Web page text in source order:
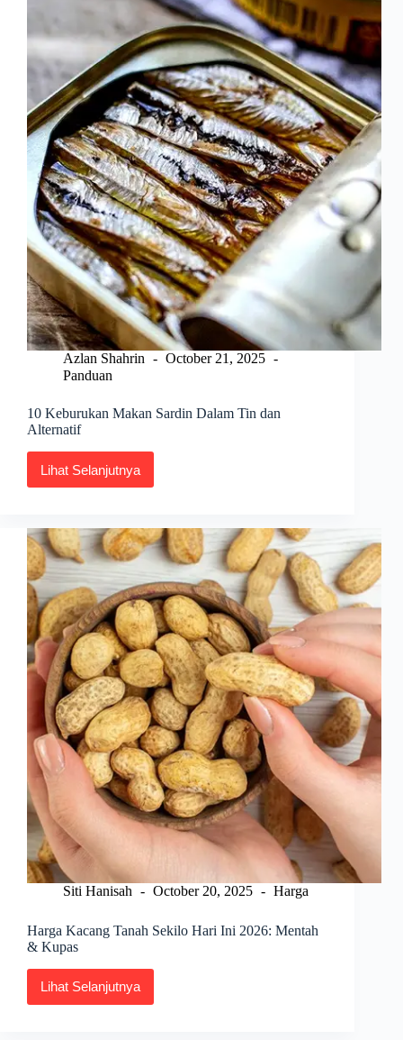
Simple
dan
Mudah
Azlan Shahrin
October 21, 2025
Panduan
10 Keburukan Makan Sardin Dalam Tin dan
Alternatif
Lihat Selanjutnya
10
Keburukan
Dalam
Tin
dan
Alternatif
Siti Hanisah October 20, 2025 Harga
Harga Kacang Tanah Sekilo Hari Ini 2026: Mentah
& Kupas
Lihat Selanjutnya
Harga
Kacang